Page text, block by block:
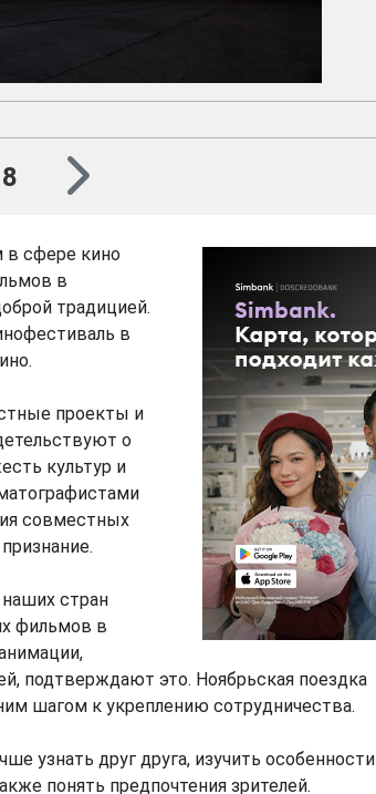
сфере кино
в
традицией.
в
проекты и
о
культур и
совместных
стран
фильмов в
подтверждают это. Ноябрьская поездка
шагом к укреплению сотрудничества.
узнать друг друга, изучить особенности
понять предпочтения зрителей.